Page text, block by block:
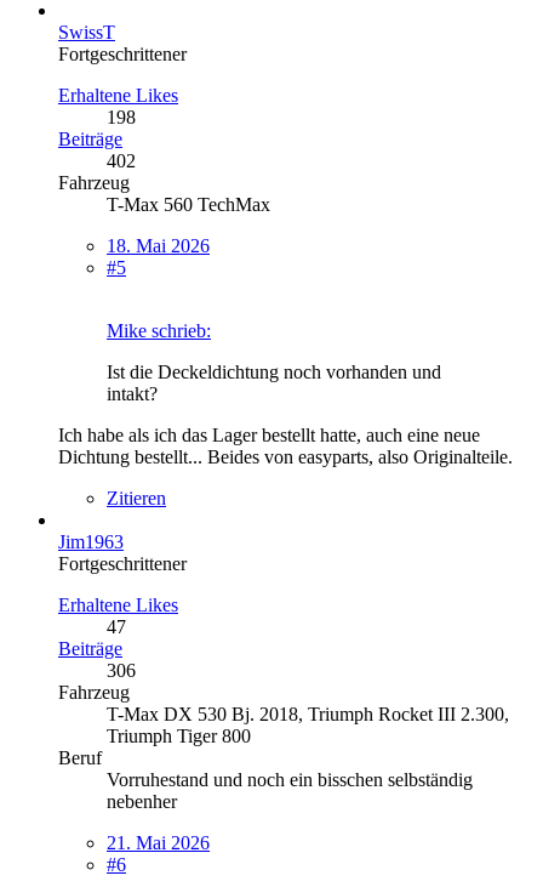
SwissT
Fortgeschrittener
Erhaltene Likes
198
Beiträge
402
Fahrzeug
T-Max 560 TechMax
18. Mai 2026
#5
Mike schrieb:
Ist die Deckeldichtung noch vorhanden und
intakt?
Ich habe als ich das Lager bestellt hatte, auch eine neue
Dichtung bestellt... Beides von easyparts, also Originalteile.
Zitieren
Jim1963
Fortgeschrittener
Erhaltene Likes
47
Beiträge
306
Fahrzeug
T-Max DX 530 Bj. 2018, Triumph Rocket III 2.300,
Triumph Tiger 800
Beruf
Vorruhestand und noch ein bisschen selbständig
nebenher
21. Mai 2026
#6